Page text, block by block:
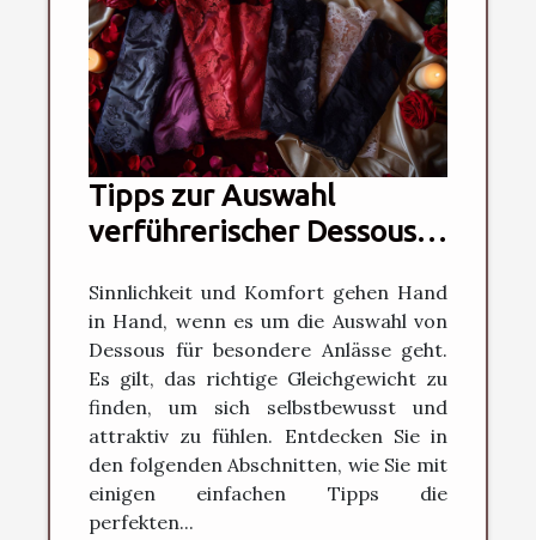
Tipps zur Auswahl
verführerischer Dessous
Sinnlichkeit und Komfort gehen Hand
in Hand, wenn es um die Auswahl von
Dessous für besondere Anlässe geht.
Es gilt, das richtige Gleichgewicht zu
finden, um sich selbstbewusst und
attraktiv zu fühlen. Entdecken Sie in
den folgenden Abschnitten, wie Sie mit
einigen einfachen Tipps die
perfekten...